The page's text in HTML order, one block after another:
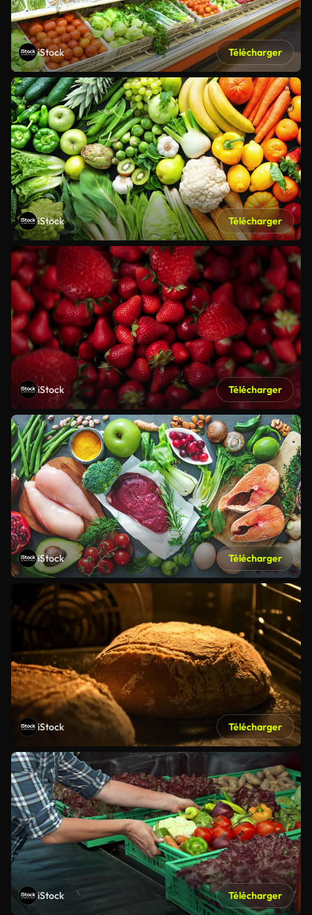
iStock Télécharger
iStock Télécharger
iStock Télécharger
iStock Télécharger
iStock Télécharger
iStock Télécharger